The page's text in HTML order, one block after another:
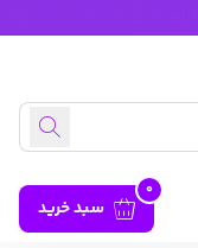
سبد خرید
0